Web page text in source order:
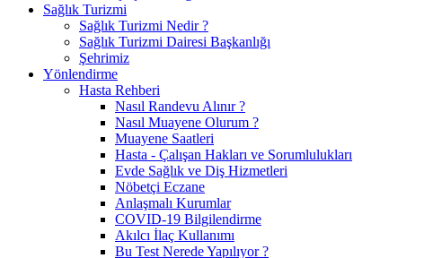
Sağlık Turizmi
Sağlık Turizmi Nedir ?
Sağlık Turizmi Dairesi Başkanlığı
Şehrimiz
Yönlendirme
Hasta Rehberi
Nasıl Randevu Alınır ?
Nasıl Muayene Olurum ?
Muayene Saatleri
Hasta - Çalışan Hakları ve Sorumlulukları
Evde Sağlık ve Diş Hizmetleri
Nöbetçi Eczane
Anlaşmalı Kurumlar
COVID-19 Bilgilendirme
Akılcı İlaç Kullanımı
Bu Test Nerede Yapılıyor ?